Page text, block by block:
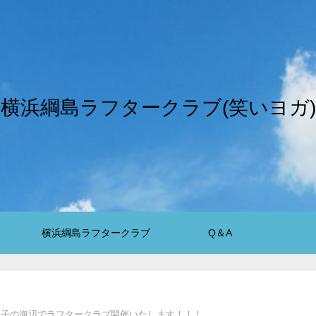
横浜綱島ラフタークラブ(笑いヨガ)
横浜綱島ラフタークラブ Q＆A